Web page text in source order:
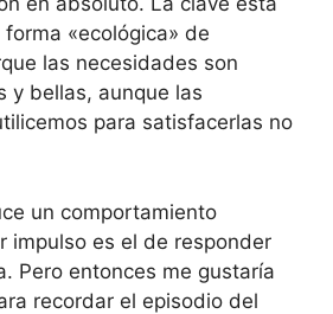
«ecológica» de
las necesidades son
y bellas, aunque las
para satisfacerlas no
un comportamiento
impulso es el de responder
Pero entonces me gustaría
recordar el episodio del